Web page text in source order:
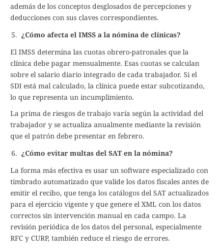
además de los conceptos desglosados de percepciones y
deducciones con sus claves correspondientes.
¿Cómo afecta el IMSS a la nómina de clínicas?
El IMSS determina las cuotas obrero-patronales que la
clínica debe pagar mensualmente. Esas cuotas se calculan
sobre el salario diario integrado de cada trabajador. Si el
SDI está mal calculado, la clínica puede estar subcotizando,
lo que representa un incumplimiento.
La prima de riesgos de trabajo varía según la actividad del
trabajador y se actualiza anualmente mediante la revisión
que el patrón debe presentar en febrero.
¿Cómo evitar multas del SAT en la nómina?
La forma más efectiva es usar un software especializado con
timbrado automatizado que valide los datos fiscales antes de
emitir el recibo, que tenga los catálogos del SAT actualizados
para el ejercicio vigente y que genere el XML con los datos
correctos sin intervención manual en cada campo. La
revisión periódica de los datos del personal, especialmente
RFC y CURP, también reduce el riesgo de errores.